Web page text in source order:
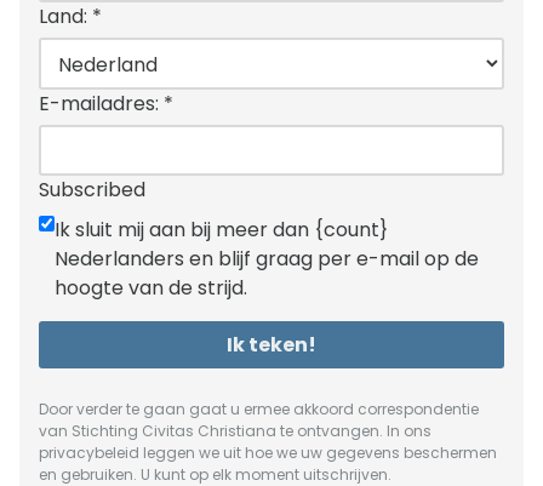
Land: *
E-mailadres: *
Subscribed
Ik sluit mij aan bij meer dan {count}
Nederlanders en blijf graag per e-mail op de
hoogte van de strijd.
Ik teken!
Door verder te gaan gaat u ermee akkoord correspondentie
van Stichting Civitas Christiana te ontvangen. In ons
privacybeleid leggen we uit hoe we uw gegevens beschermen
en gebruiken. U kunt op elk moment uitschrijven.